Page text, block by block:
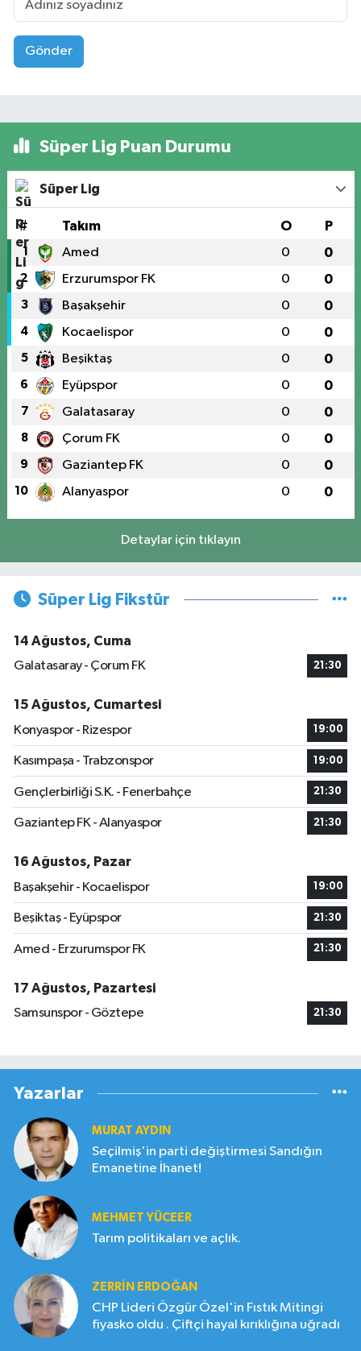
Gönder
Süper Lig Puan Durumu
Süper Lig
# Takım O P
1 Amed 0 0
2 Erzurumspor FK 0 0
3 Başakşehir 0 0
4 Kocaelispor 0 0
5 Beşiktaş 0 0
6 Eyüpspor 0 0
7 Galatasaray 0 0
8 Çorum FK 0 0
9 Gaziantep FK 0 0
10 Alanyaspor 0 0
Detaylar için tıklayın
Süper Lig Fikstür
14 Ağustos, Cuma
Galatasaray - Çorum FK
21:30
15 Ağustos, Cumartesi
Konyaspor - Rizespor
19:00
Kasımpaşa - Trabzonspor 19:00
Gençlerbirliği S.K. - Fenerbahçe 21:30
Gaziantep FK - Alanyaspor 21:30
16 Ağustos, Pazar
Başakşehir - Kocaelispor
19:00
Beşiktaş - Eyüpspor 21:30
Amed - Erzurumspor FK 21:30
17 Ağustos, Pazartesi
Samsunspor - Göztepe
21:30
Yazarlar
MURAT AYDIN
Seçilmiş'in parti değiştirmesi Sandığın
Emanetine İhanet!
MEHMET YÜCEER
Tarım politikaları ve açlık.
ZERRIN ERDOĞAN
CHP Lideri Özgür Özel'in Fıstık Mitingi
fiyasko oldu . Çiftçi hayal kırıklığına uğradı